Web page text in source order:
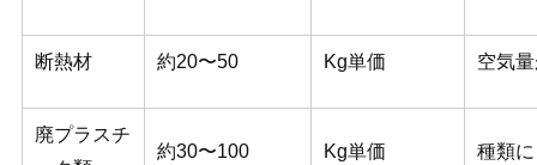
断熱材 約20〜50 Kg単価 空気
廃プラスチ
約30〜100 Kg単価 種類